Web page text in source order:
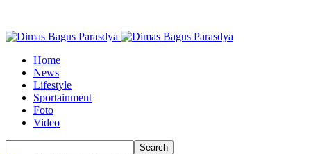
Home
News
Lifestyle
Sportainment
Foto
Video